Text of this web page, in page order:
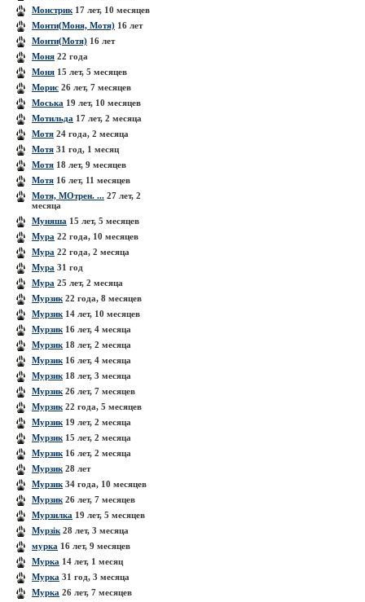
Монстрик 17 лет, 10 месяцев
Монти(Моня, Мотя) 16 лет
Монти(Мотя) 16 лет
Моня 22 года
Моня 15 лет, 5 месяцев
Морис 26 лет, 7 месяцев
Моська 19 лет, 10 месяцев
Мотильда 17 лет, 2 месяца
Мотя 24 года, 2 месяца
Мотя 31 год, 1 месяц
Мотя 18 лет, 9 месяцев
Мотя 16 лет, 11 месяцев
Мотя, МОтрен. ... 27 лет, 2
месяца
Муняша 15 лет, 5 месяцев
Мура 22 года, 10 месяцев
Мура 22 года, 2 месяца
Мура 31 год
Мура 25 лет, 2 месяца
Мурзик 22 года, 8 месяцев
Мурзик 14 лет, 10 месяцев
Мурзик 16 лет, 4 месяца
Мурзик 18 лет, 2 месяца
Мурзик 16 лет, 4 месяца
Мурзик 18 лет, 3 месяца
Мурзик 26 лет, 7 месяцев
Мурзик 22 года, 5 месяцев
Мурзик 19 лет, 2 месяца
Мурзик 15 лет, 2 месяца
Мурзик 16 лет, 2 месяца
Мурзик 28 лет
Мурзик 34 года, 10 месяцев
Мурзик 26 лет, 7 месяцев
Мурзилка 19 лет, 5 месяцев
Мурзік 28 лет, 3 месяца
мурка 16 лет, 9 месяцев
Мурка 14 лет, 1 месяц
Мурка 31 год, 3 месяца
Мурка 26 лет, 7 месяцев